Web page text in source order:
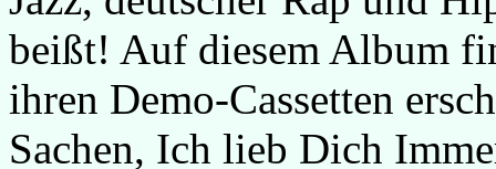
beißt! Auf diesem Album
ihren Demo-Cassetten
Sachen, Ich lieb Dich